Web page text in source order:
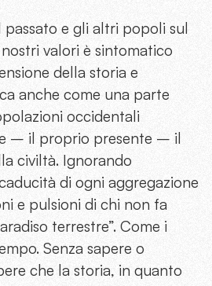
passato e gli altri popoli sul
valori è sintomatico
della storia e
anche come una parte
occidentali
– il proprio presente – il
civiltà. Ignorando
di ogni aggregazione
e pulsioni di chi non fa
terrestre”. Come i
Senza sapere o
che la storia, in quanto